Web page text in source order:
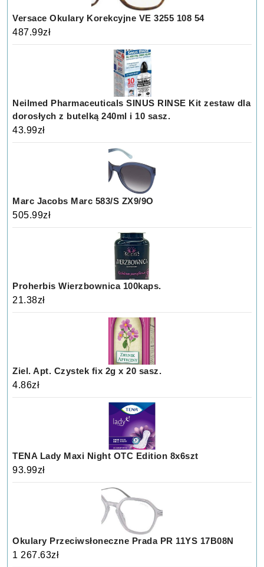
Versace Okulary Korekcyjne VE 3255 108 54
487.99zł
Neilmed Pharmaceuticals SINUS RINSE Kit zestaw dla
dorosłych z butelką 240ml i 10 sasz.
43.99zł
Marc Jacobs Marc 583/S ZX9/9O
505.99zł
Proherbis Wierzbownica 100kaps.
21.38zł
Ziel. Apt. Czystek fix 2g x 20 sasz.
4.86zł
TENA Lady Maxi Night OTC Edition 8x6szt
93.99zł
Okulary Przeciwsłoneczne Prada PR 11YS 17B08N
1 267.63zł